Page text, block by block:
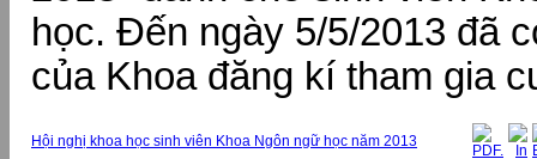
học. Đến ngày 5/5/2013 đã
của Khoa đăng kí tham gia
Hội nghị khoa học sinh viên Khoa Ngôn ngữ học năm 2013